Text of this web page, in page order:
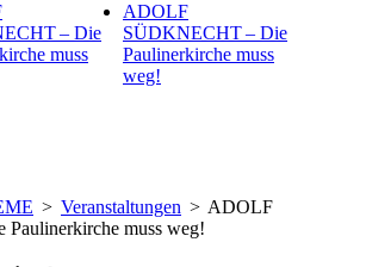
– Die
muss
ADOLF
SÜDKNECHT – Die
Paulinerkirche muss
weg!
> Veranstaltungen > ADOLF
muss weg!